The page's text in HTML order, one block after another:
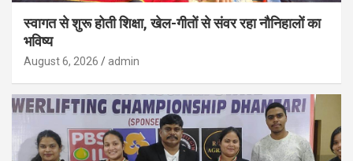
स्वागत से शुरू होती शिक्षा, खेल-गीतों से संवर रहा नौनिहालों का
भविष्य
August 6, 2026 admin